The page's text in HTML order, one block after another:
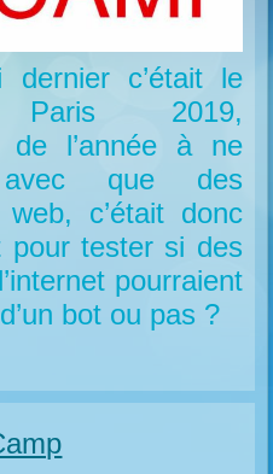
dernier c’était le
Paris 2019,
de l’année à ne
que des
c’était donc
pour tester si des
pourraient
bot ou pas ?